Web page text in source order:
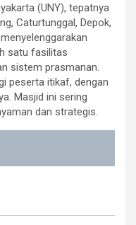
(UNY), tepatnya
Caturtunggal, Depok,
satu fasilitas
sistem prasmanan.
peserta itikaf, dengan
Masjid ini sering
dan strategis.